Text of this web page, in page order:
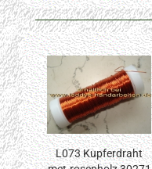
L073 Kupferdraht